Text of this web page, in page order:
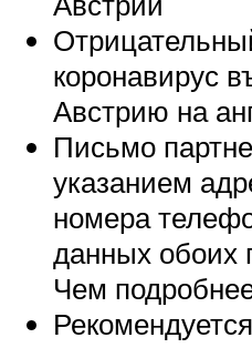
коронавирус
Австрию на
Письмо
указанием
номера
данных обоих
Чем